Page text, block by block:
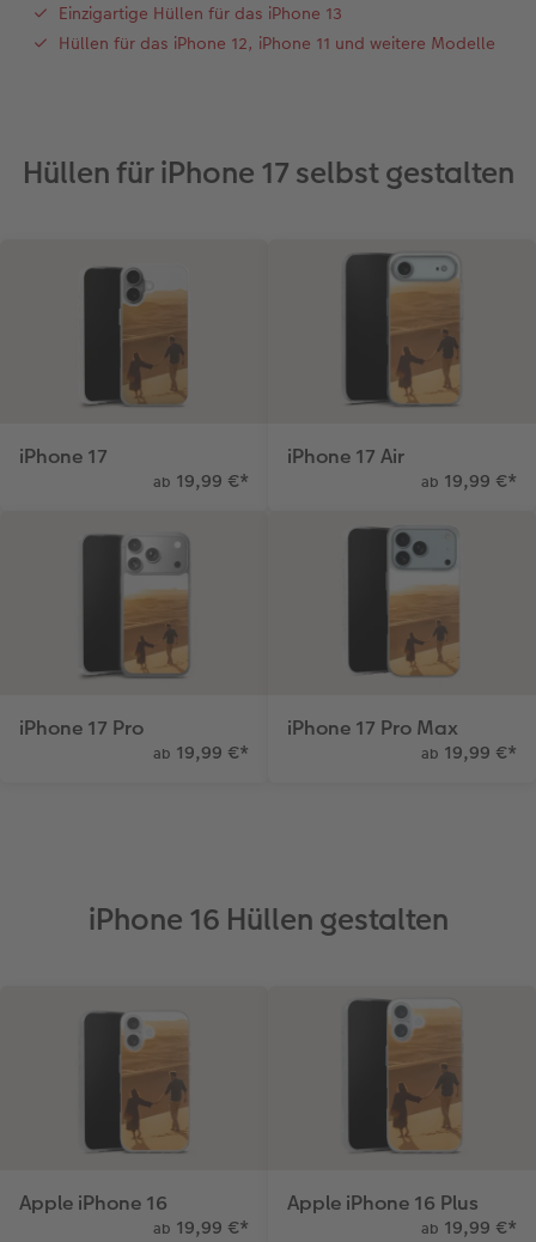
Erste Schritte
Neuheiten
CEWE myPhotos
Extras
Fotos digitalisieren
Extras
Mehrteilige Sofortfotos
CEWE Geschenkgutschein
CEWE myPhotos
CEWE myPhotos
Neuheiten
Extras
Fotowettbewerbe
Neuheiten
Einzigartige Hüllen für das iPhone 13
Hüllen für das iPhone 12, iPhone 11 und weitere Modelle
Hüllen für iPhone 17 selbst gestalten
iPhone 17
ab 19,99 €*
iPhone 17 Air
ab 19,99 €*
iPhone 17 Pro
ab 19,99 €*
iPhone 17 Pro Max
ab 19,99 €*
iPhone 16 Hüllen gestalten
Apple iPhone 16
ab 19,99 €*
Apple iPhone 16 Plus
ab 19,99 €*